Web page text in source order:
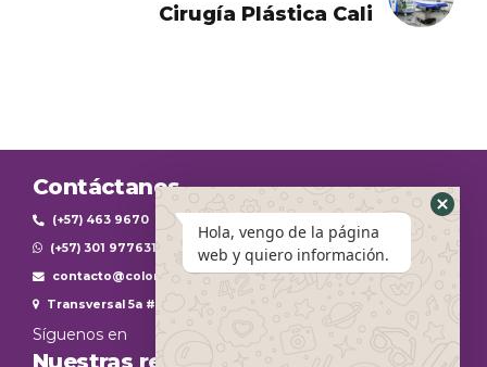
Cirugía Plástica Cali
Contáctanos
(+57) 463 9670
(+57) 301 9776312
contacto@colombiaplasticestheticinternational.com
Transversal 5a #45-104
Síguenos en
Hola, vengo de la página
web y quiero información.